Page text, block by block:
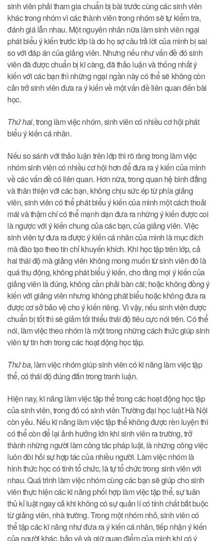
sinh viên phải tham gia chuẩn bị bài trước cùng các sinh viên
khác trong nhóm vì các thành viên trong nhóm sẽ tự kiểm tra,
đánh giá lẫn nhau. Một nguyên nhân nữa làm sinh viên ngại
phát biểu ý kiến trước lớp là do họ sợ câu trả lời của mình bị sai
so với đáp án của giảng viên. Nhưng nếu như vấn đề đó sinh
viên đã được chuẩn bị kĩ càng, đã thảo luận và thống nhất ý
kiến với các bạn thì những ngại ngần này có thể sẽ không còn
cản trở sinh viên đưa ra ý kiến về một vấn đề liên quan đến bài
học.
Thứ hai, trong làm việc nhóm, sinh viên có nhiều cơ hội phát
biểu ý kiến cá nhân.
Nếu so sánh với thảo luận trên lớp thì rõ ràng trong làm việc
nhóm sinh viên có nhiều cơ hội hơn để đưa ra ý kiến của mình
về các vấn đề có liên quan. Hơn nữa, trong quan hệ bình đẳng
và thân thiện với các bạn, không chịu sức ép từ phía giảng
viên, sinh viên có thể phát biểu ý kiến của mình một cách thoải
mái và thậm chí có thể mạnh dạn đưa ra những ý kiến được coi
là ngược với ý kiến chung của các bạn, của giảng viên. Việc
sinh viên tự đưa ra được ý kiến cá nhân của mình là mục đích
mà đào tạo theo tín chỉ khuyến khích. Khi học tập trên lớp, cả
hai thái độ mà giảng viên không mong muốn từ sinh viên đó là
quá thụ động, không phát biểu ý kiến, cho rằng mọi ý kiến của
giảng viên là đúng, không cần phải bàn cãi; hoặc không đồng ý
kiến với giảng viên nhưng không phát biểu hoặc không đưa ra
được cơ sở bảo vệ cho ý kiến riêng. Vì vậy, nếu sinh viên được
chuẩn bị tốt thì sẽ giảm tối thiểu thái độ tiêu cực nói trên. Có thể
nói, làm việc theo nhóm là một trong những cách thức giúp sinh
viên tự tin hơn trong các hoạt động học tập.
Thứ ba, làm việc nhóm giúp sinh viên có kĩ năng làm việc tập
thể, có thái độ đúng đắn trong tranh luận.
Hiện nay, kĩ năng làm việc tập thể trong các hoạt động học tập
của sinh viên, trong đó có sinh viên Trường đại học luật Hà Nội
còn yếu. Nếu kĩ năng làm việc tập thể không được rèn luyện thì
có thể còn để lại ảnh hưởng lớn khi sinh viên ra trường, trở
thành những người làm công tác pháp luật, là những công việc
luôn đòi hỏi sự hợp tác của nhiều người. Làm việc nhóm là
hình thức học có tính tổ chức, là tự tổ chức trong sinh viên với
nhau. Quá trình làm việc nhóm cùng các bạn sẽ giúp cho sinh
viên thực hiện các kĩ năng phối hợp làm việc tập thể, sự tuân
thủ kỉ luật ngay cả khi không có sự quản lí có tính chất bắt buộc
từ giảng viên, nhà trường. Trong một nhóm nhỏ, sinh viên có
thể tập các kĩ năng như đưa ra ý kiến cá nhân, tiếp nhận ý kiến
của người khác, bảo vệ và giữ quan điểm của mình khi có ý